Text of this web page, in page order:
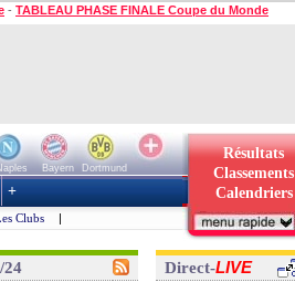
- TABLEAU PHASE FINALE Coupe du Monde
Bayern
Dortmund
Résultats
Classements
Calendriers
+
Clubs |
24 Direct-LIVE